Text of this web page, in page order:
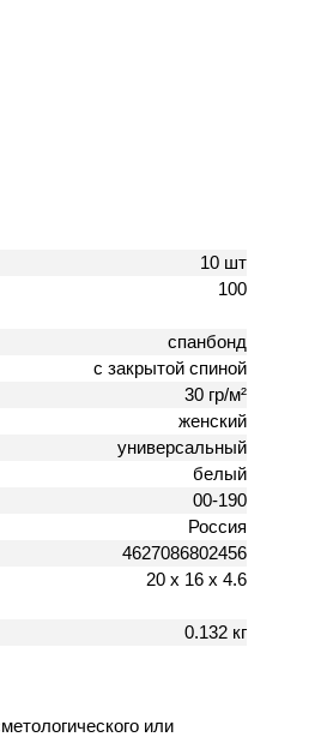
10 шт
100
спанбонд
с закрытой спиной
30 гр/м²
женский
универсальный
белый
00-190
Россия
4627086802456
20 х 16 х 4.6
0.132 кг
или